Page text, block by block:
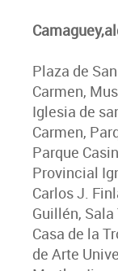
Plaza de
Carmen,
Iglesia de
Carmen,
Parque
Provincial
Carlos J.
Guillén,
Casa de la
de Arte